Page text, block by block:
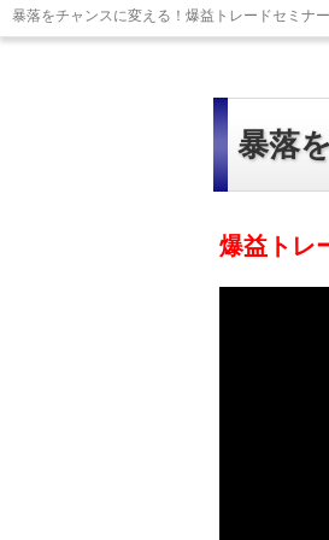
暴落をチャンスに変える！爆益トレードセミナー
暴落
爆益トレ